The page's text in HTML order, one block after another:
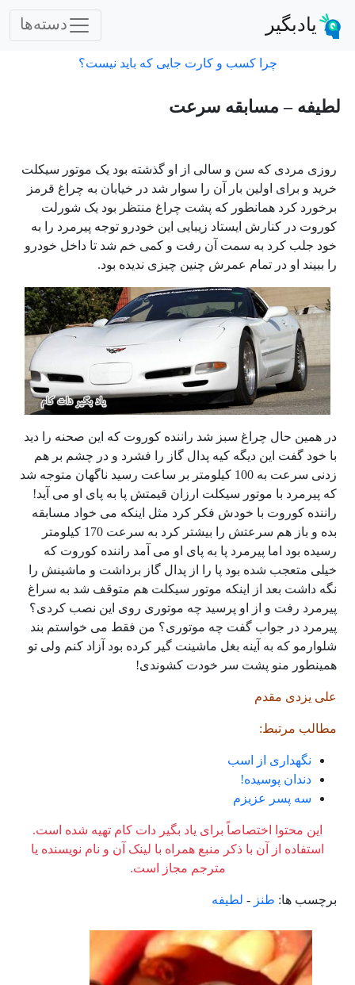
یادبگیر دسته‌ها
چرا کسب و کارت جایی که باید نیست؟
لطیفه – مسابقه سرعت
روزی مردی که سن و سالی از او گذشته بود یک موتور سیکلت
خرید و برای اولین بار آن را سوار شد در خیابان به چراغ قرمز
برخورد کرد همانطور که پشت چراغ منتظر بود یک شورلت
کوروت در کنارش ایستاد زیبایی این خودرو توجه پیرمرد را به
خود جلب کرد به سمت آن رفت و کمی خم شد تا داخل خودرو
را ببیند او در تمام عمرش چنین چیزی ندیده بود.
در همین حال چراغ سبز شد راننده کوروت که این صحنه را دید
با خود گفت این دیگه کیه پدال گاز را فشرد و در چشم بر هم
زدنی سرعت به 100 کیلومتر بر ساعت رسید ناگهان متوجه شد
که پیرمرد با موتور سیکلت ارزان قیمتش پا به پای او می آید!
راننده کوروت با خودش فکر کرد مثل اینکه می خواد مسابقه
بده و باز هم سرعتش را بیشتر کرد به سرعت 170 کیلومتر
رسیده بود اما پیرمرد پا به پای او می آمد راننده کوروت که
خیلی متعجب شده بود پا را از پدال گاز برداشت و ماشینش را
نگه داشت بعد از اینکه موتور سیکلت هم متوقف شد به سراغ
پیرمرد رفت و از او پرسید چه موتوری روی این نصب کردی؟
پیرمرد در جواب گفت چه موتوری؟ من فقط می خواستم بند
شلوارمو که به آینه بغل ماشینت گیر کرده بود آزاد کنم ولی تو
همینطور منو پشت سر خودت کشوندی!
علی یزدی مقدم
مطالب مرتبط:
نگهداری از اسب
دندان پوسیده!
سه پسر عزیزم
این محتوا اختصاصاً برای یاد بگیر دات کام تهیه شده است.
استفاده از آن با ذکر منبع همراه با لینک آن و نام نویسنده یا
مترجم مجاز است.
برچسب ها: طنز - لطیفه